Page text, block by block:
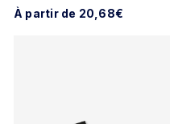
À partir de 20,68€